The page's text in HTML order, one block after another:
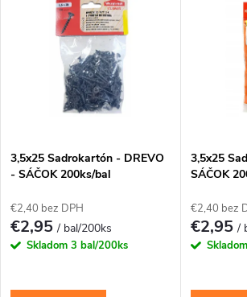
3,5x25 Sadrokartón - DREVO
- SÁČOK 200ks/bal
€2,40 bez DPH
€2,95/ bal/200ks
Skladom 3 bal/200ks
3,5x25
SÁČOK
€2,40 bez
€2,95/
Skladom